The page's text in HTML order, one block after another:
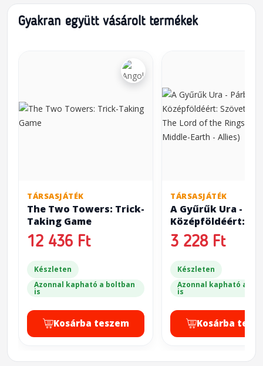
Gyakran együtt vásárolt termékek
TÁRSASJÁTÉK
The Two Towers: Trick-
Taking Game
12 436 Ft
Készleten
Azonnal kapható a boltban
is
Kosárba teszem
TÁRSASJÁTÉK
A Gyűrűk Ura -
Középföldéért:
Szövetségesek (
Lord of the Rings:
Allies)
3 228 Ft
Készleten
Azonnal kapható a
is
Kosárba